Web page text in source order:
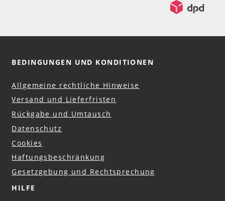
BEDINGUNGEN UND KONDITIONEN
Allgemeine rechtliche Hinweise
Versand und Lieferfristen
Rückgabe und Umtausch
Datenschutz
Cookies
Haftungsbeschränkung
Gesetzgebung und Rechtsprechung
HILFE